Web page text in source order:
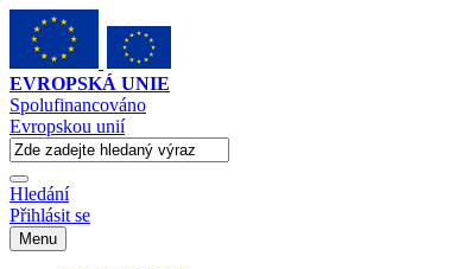
EVROPSKÁ UNIE
Spolufinancováno
Evropskou unií
Hledání
Přihlásit se
Menu